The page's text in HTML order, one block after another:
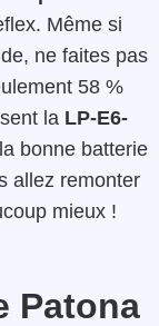
Même si
ne faites pas
58 %
la LP-E6-
bonne batterie
allez remonter
mieux !
Patona